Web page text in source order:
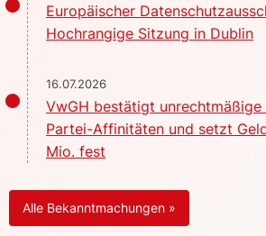
Europäischer
Hochrangige Sitzung in Dublin
16.07.2026
VwGH bestätigt
Partei-Affinitäten und setzt
Mio. fest
Alle Bekanntmachungen »